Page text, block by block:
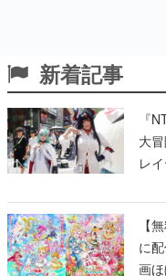
新着記事
『
大
レ
【
に
画